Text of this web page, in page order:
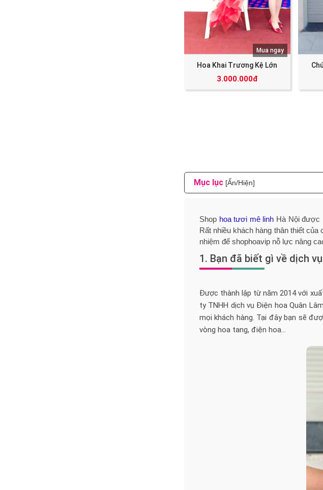
Hoa Khai Trương Kệ Lớn
3.000.000đ
Mua ngay
Mục lục [Ẩn/Hiện]
Shop hoa tươi mê linh Hà Nội được
Rất nhiều khách hàng thân thiết
nhiệm để shophoavip nỗ lực nâng
1. Bạn đã biết gì về dịch
Được thành lập từ năm 2014 với
ty TNHH dịch vụ Điện hoa Quân
mọi khách hàng. Tại đây bạn sẽ
vòng hoa tang, điện hoa…